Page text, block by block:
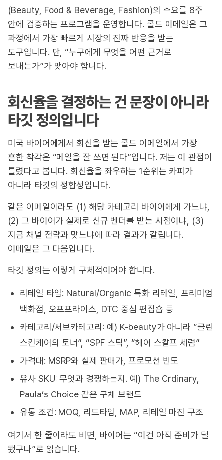
(Beauty, Food & Beverage, Fashion)의 수요를 8주
안에 검증하는 프로그램을 운영합니다. 콜드 이메일은 그
과정에서 가장 빠르게 시장의 진짜 반응을 받는
도구입니다. 단, “누구에게 무엇을 어떤 근거로
보내는가”가 맞아야 합니다.
회신율을 결정하는 건 문장이 아니라
타깃 정의입니다
미국 바이어에게서 회신을 받는 콜드 이메일에서 가장
흔한 착각은 “메일을 잘 쓰면 된다”입니다. 저는 이 관점이
틀렸다고 봅니다. 회신율을 좌우하는 1순위는 카피가
아니라 타깃의 정합성입니다.
같은 이메일이라도 (1) 해당 카테고리 바이어에게 가느냐,
(2) 그 바이어가 실제로 신규 벤더를 받는 시점이냐, (3)
지금 채널 전략과 맞느냐에 따라 결과가 갈립니다.
이메일은 그 다음입니다.
타깃 정의는 이렇게 구체적이어야 합니다.
리테일 타입: Natural/Organic 특화 리테일, 프리미엄
백화점, 오프프라이스, DTC 중심 편집숍 등
카테고리/서브카테고리: 예) K-beauty가 아니라 “클린
스킨케어의 토너”, “SPF 스틱”, “헤어 스칼프 세럼”
가격대: MSRP와 실제 판매가, 프로모션 빈도
유사 SKU: 무엇과 경쟁하는지. 예) The Ordinary,
Paula’s Choice 같은 구체 브랜드
유통 조건: MOQ, 리드타임, MAP, 리테일 마진 구조
여기서 한 줄이라도 비면, 바이어는 “이건 아직 준비가 덜
됐구나”로 읽습니다.